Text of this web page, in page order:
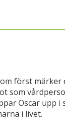
först märker
som
Oscar upp i
i livet.